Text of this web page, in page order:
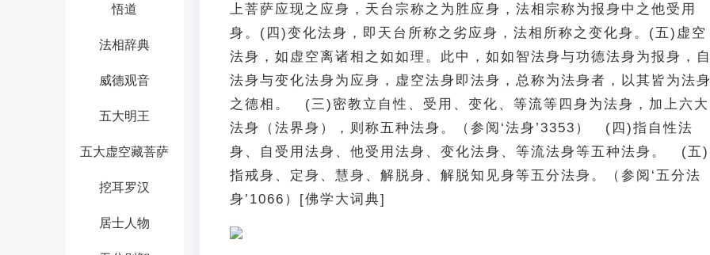
悟道
法相辞典
威德观音
五大明王
五大虚空藏菩萨
挖耳罗汉
居士人物
上菩萨应现之应身，天台宗称之为胜应身，法相宗称为报身中之他受用
身。(四)变化法身，即天台所称之劣应身，法相所称之变化身。(五)虚空
法身，如虚空离诸相之如如理。此中，如如智法身与功德法身为报身，自
法身与变化法身为应身，虚空法身即法身，总称为法身者，以其皆为法身
之德相。 (三)密教立自性、受用、变化、等流等四身为法身，加上六大
法身（法界身），则称五种法身。（参阅‘法身’3353） (四)指自性法
身、自受用法身、他受用法身、变化法身、等流法身等五种法身。 (五)
指戒身、定身、慧身、解脱身、解脱知见身等五分法身。（参阅‘五分法
身’1066）[佛学大词典]